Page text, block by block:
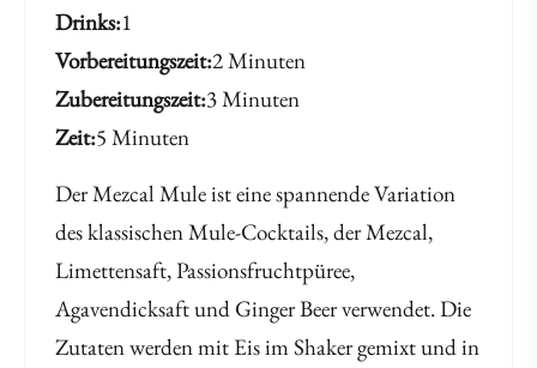
Drinks 1
Vorbereitungszeit 2 Minuten
Zubereitungszeit 3 Minuten
Zeit 5 Minuten
Der Mezcal Mule ist eine spannende Variation
des klassischen Mule-Cocktails, der Mezcal,
Limettensaft, Passionsfruchtpüree,
Agavendicksaft und Ginger Beer verwendet. Die
Zutaten werden mit Eis im Shaker gemixt und in